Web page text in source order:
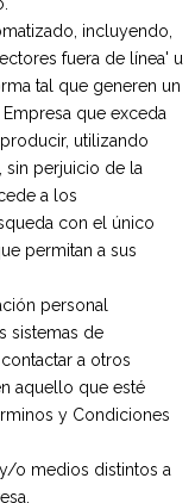
incluyendo,
fuera de línea' u
tal que generen un
que exceda
utilizando
sin perjuicio de la
a los
con el único
permitan a sus
personal
sistemas de
a otros
aquello que esté
y Condiciones
o medios distintos a